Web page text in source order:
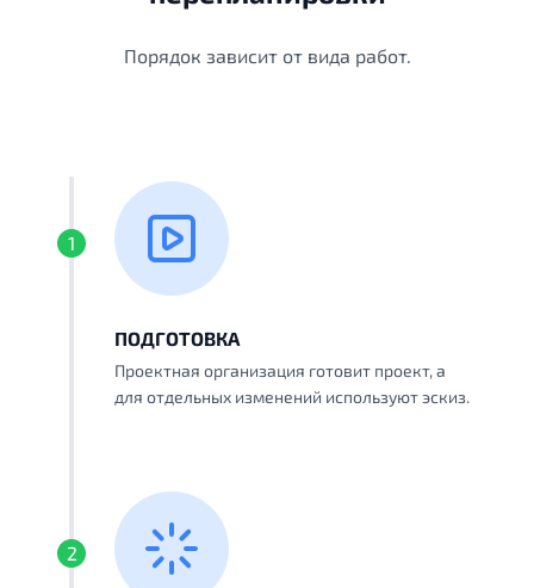
Порядок зависит от вида работ.
1
ПОДГОТОВКА
Проектная организация готовит проект, а
для отдельных изменений используют эскиз.
2